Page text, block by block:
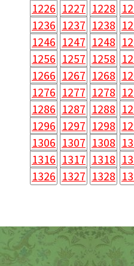
1226 1227 1228
1236 1237 1238
1246 1247 1248
1256 1257 1258
1266 1267 1268
1276 1277 1278
1286 1287 1288
1296 1297 1298
1306 1307 1308
1316 1317 1318
1326 1327 1328